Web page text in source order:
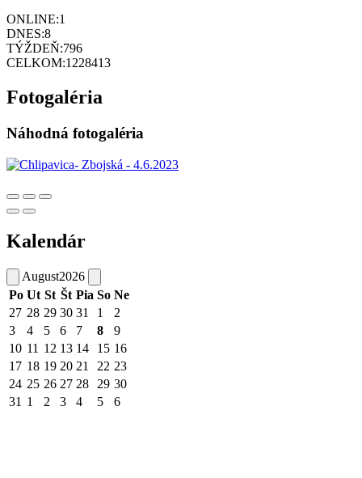
ONLINE:1
DNES:8
TÝŽDEŇ:796
CELKOM:1228413
Fotogaléria
Náhodná fotogaléria
Kalendár
August2026
Po Ut St Št Pia So Ne
27 28 29 30 31 1
2
3
4 5 6 7 8
9
10 11 12 13 14 15 16
17 18 19 20 21 22 23
24 25 26 27 28 29 30
31 1 2 3 4 5 6